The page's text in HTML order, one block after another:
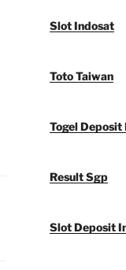
Slot Indosat
Toto Taiwan
Togel Deposit
Result Sgp
Slot Deposit